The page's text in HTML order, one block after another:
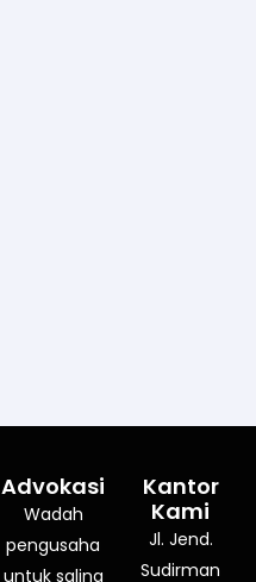
Advokasi
Wadah
pengusaha
untuk saling
Kantor
Kami
Jl. Jend.
Sudirman